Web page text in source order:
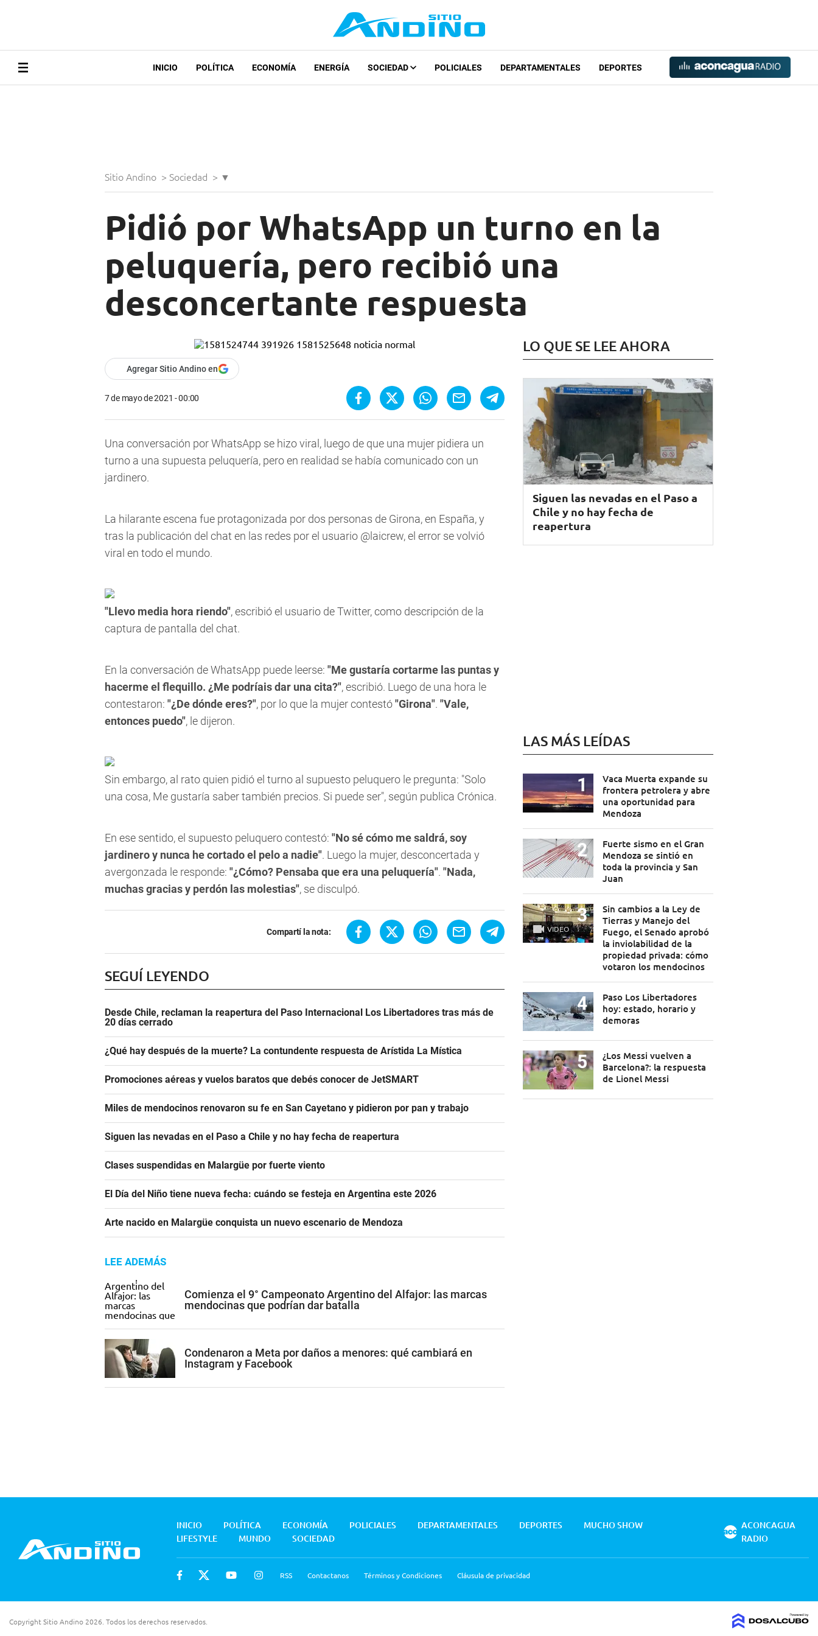
INICIO POLÍTICA ECONOMÍA ENERGÍA SOCIEDAD POLICIALES DEPARTAMENTALES DEPORTES
Sitio Andino > Sociedad > ▼
Pidió por WhatsApp un turno en la
peluquería, pero recibió una
desconcertante respuesta
Agregar Sitio Andino en
7 de mayo de 2021 - 00:00
Una conversación por WhatsApp se hizo viral, luego de que una mujer pidiera un
turno a una supuesta peluquería, pero en realidad se había comunicado con un
jardinero.
La hilarante escena fue protagonizada por dos personas de Girona, en España, y
tras la publicación del chat en las redes por el usuario @laicrew, el error se volvió
viral en todo el mundo.
"Llevo media hora riendo", escribió el usuario de Twitter, como descripción de la
captura de pantalla del chat.
En la conversación de WhatsApp puede leerse: "Me gustaría cortarme las puntas y
hacerme el flequillo. ¿Me podríais dar una cita?", escribió. Luego de una hora le
contestaron: "¿De dónde eres?", por lo que la mujer contestó"Girona". "Vale,
entonces puedo", le dijeron.
Sin embargo, al rato quien pidió el turno al supuesto peluquero le pregunta: "Solo
una cosa, Me gustaría saber también precios. Si puede ser", según publica Crónica.
En ese sentido, el supuesto peluquero contestó: "No sé cómo me saldrá, soy
jardinero y nunca he cortado el pelo a nadie". Luego la mujer, desconcertada y
avergonzada le responde: "¿Cómo? Pensaba que era una peluquería". "Nada,
muchas gracias y perdón las molestias", se disculpó.
Compartí la nota:
SEGUÍ LEYENDO
Desde Chile, reclaman la reapertura del Paso Internacional Los Libertadores tras más de
20 días cerrado
¿Qué hay después de la muerte? La contundente respuesta de Arístida La Mística
Promociones aéreas y vuelos baratos que debés conocer de JetSMART
Miles de mendocinos renovaron su fe en San Cayetano y pidieron por pan y trabajo
Siguen las nevadas en el Paso a Chile y no hay fecha de reapertura
Clases suspendidas en Malargüe por fuerte viento
El Día del Niño tiene nueva fecha: cuándo se festeja en Argentina este 2026
Arte nacido en Malargüe conquista un nuevo escenario de Mendoza
LEE ADEMÁS
Comienza el 9° Campeonato Argentino del Alfajor: las marcas
mendocinas que podrían dar batalla
Condenaron a Meta por daños a menores: qué cambiará en
Instagram y Facebook
LO QUE SE LEE AHORA
Siguen las nevadas en el Paso a
Chile y no hay fecha de
reapertura
LAS MÁS LEÍDAS
Vaca Muerta expande su
frontera petrolera y abre
una oportunidad para
Mendoza
Fuerte sismo en el Gran
Mendoza se sintió en
toda la provincia y San
Juan
VIDEO
Sin cambios a la Ley de
Tierras y Manejo del
Fuego, el Senado aprobó
la inviolabilidad de la
propiedad privada: cómo
votaron los mendocinos
Paso Los Libertadores
hoy: estado, horario y
demoras
¿Los Messi vuelven a
Barcelona?: la respuesta
de Lionel Messi
INICIO POLÍTICA ECONOMÍA POLICIALES DEPARTAMENTALES DEPORTES
MUCHO SHOW
LIFESTYLE
MUNDO SOCIEDAD
RSS Contactanos Términos y Condiciones Cláusula de privacidad
ACONCAGUA
RADIO
Copyright Sitio Andino 2026. Todos los derechos reservados.